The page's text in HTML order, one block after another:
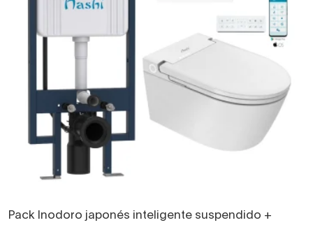
Pack Inodoro japonés inteligente suspendido +